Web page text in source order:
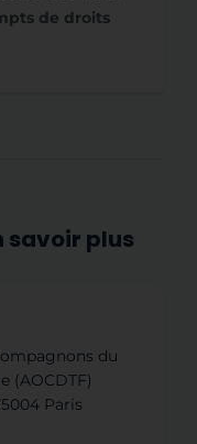
de droits
savoir plus
du
(AOCDTF)
Paris